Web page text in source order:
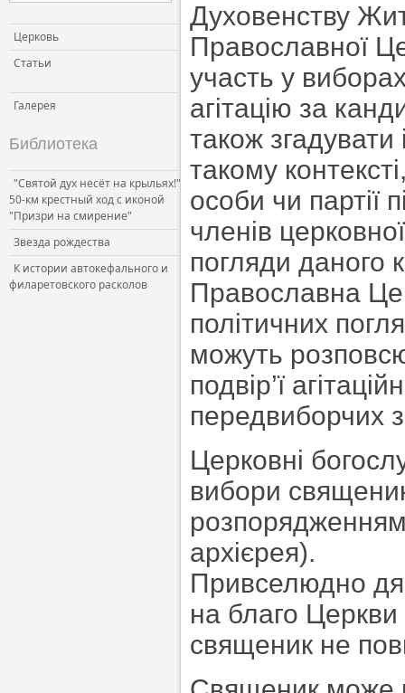
Церковь
Статьи
Галерея
Библиотека
"Святой дух несёт на крыльях!"
50-км крестный ход с иконой
"Призри на смирение"
Звезда рождества
К истории автокефального и
филаретовского расколов
Духовенству
Православної
участь у
агітацію за
також згадувати
такому
особи чи партії
членів
погляди даного
Православна
політичних
можуть
подвір’ї
передвиборчих
Церковні
вибори
архієрея).
Привселюдно
на благо
священик не